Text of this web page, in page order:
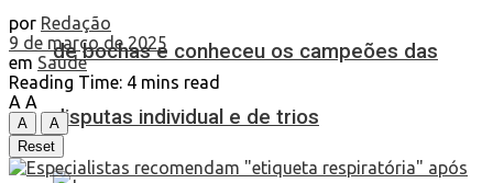
de bochas e conheceu os campeões das
disputas individual e de trios
por Redação
9 de março de 2025
em Saúde
Reading Time: 4 mins read
A A
A
A
Reset